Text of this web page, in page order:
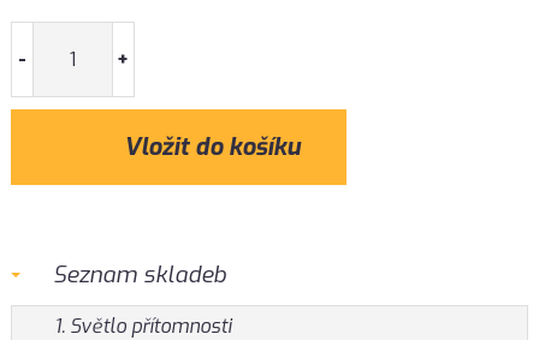
- +
Seznam skladeb
1. Světlo přítomnosti